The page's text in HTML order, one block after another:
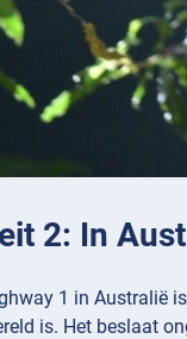
2: In
1 in Australië
is. Het beslaat